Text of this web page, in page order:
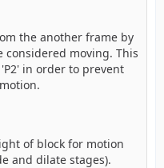
the another frame by
considered moving. This
in order to prevent
of block for motion
and dilate stages).